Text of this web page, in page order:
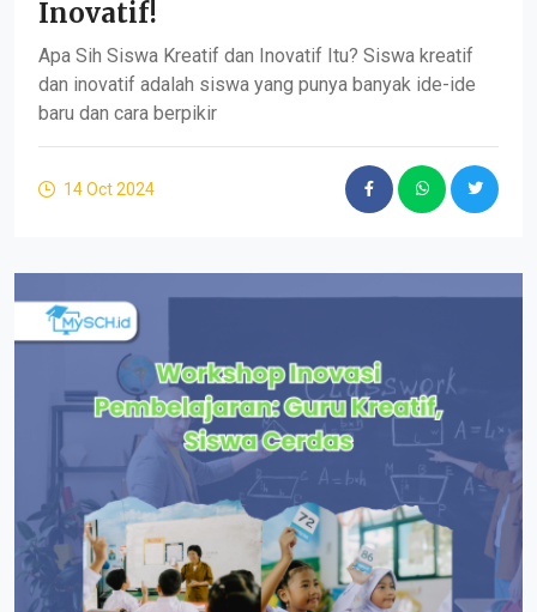
Inovatif!
Apa Sih Siswa Kreatif dan Inovatif Itu? Siswa kreatif
dan inovatif adalah siswa yang punya banyak ide-ide
baru dan cara berpikir
14 Oct 2024